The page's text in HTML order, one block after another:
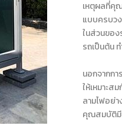
เหตุผลที่คุ
แบบครบวง
ในส่วนของ
รถเป็นต้น
นอกจากก
ให้เหมาะส
ลามไฟอย่า
คุณสมบัติมี